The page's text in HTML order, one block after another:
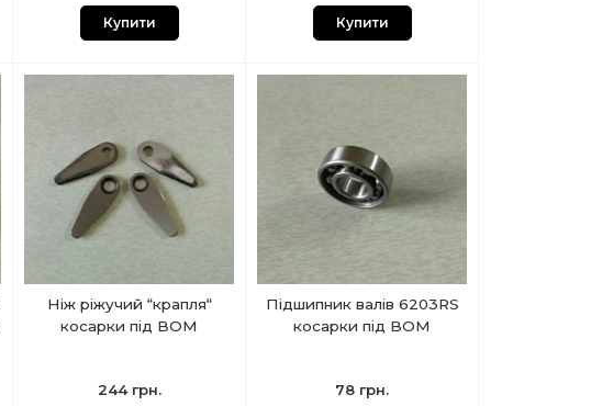
Купити Купити
Ніж ріжучий “крапля“
косарки під ВОМ
244 грн.
Підшипник валів 6203RS
косарки під ВОМ
78 грн.